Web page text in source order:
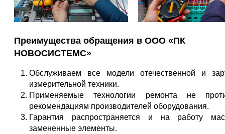
Преимущества обращения в ООО «ПК
НОВОСИСТЕМС»
Обслуживаем все модели отечественной и
измерительной техники.
Применяемые технологии ремонта не
рекомендациям производителей оборудования.
Гарантия распространяется и на работу
замененные элементы.